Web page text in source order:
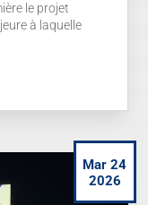
le projet
à laquelle
Mar 24
2026